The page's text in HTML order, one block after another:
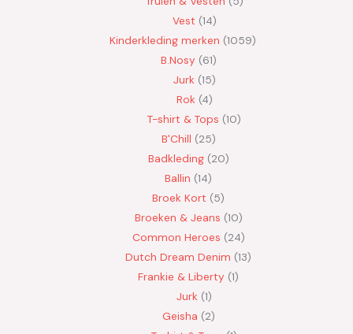
Vest 14
Kinderkleding merken 1059
B.Nosy 61
Jurk 15
Rok 4
T-shirt & Tops 10
B'Chill 25
Badkleding 20
Ballin 14
Broek Kort 5
Broeken & Jeans 10
Common Heroes 24
Dutch Dream Denim 13
Frankie & Liberty 1
Jurk 1
Geisha 2